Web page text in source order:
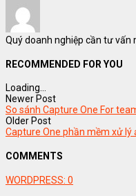
Quý doanh nghiệp cần tư vấn
RECOMMENDED FOR YOU
Loading...
Newer Post
So sánh Capture One For
Older Post
Capture One phần mềm xử lý
COMMENTS
WORDPRESS: 0